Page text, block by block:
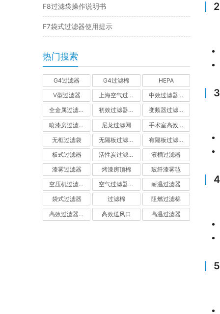
F8过滤袋操作说明书
F7袋式过滤器使用提示
热门搜索
G4过滤器 G4过滤棉 HEPA
V型过滤器 上海空气过滤器 中效过滤器-中效空气过滤器
全金属过滤器 初效过滤器-初效空气过滤器 变频器过滤器
喷漆房过滤棉 尼龙过滤网 手术室高效过滤器
无框过滤袋 无隔板过滤器 有隔板过滤器
板式过滤器 活性炭过滤器-活性炭空气过滤器 液槽过滤器
漆雾过滤器 烤漆房顶棉 玻纤漆雾毡
空压机过滤网 空气过滤器厂家 耐温过滤器
袋式过滤器 过滤棉 阻燃过滤棉
高效过滤器-高效空气过滤器 高效送风口 高温过滤器